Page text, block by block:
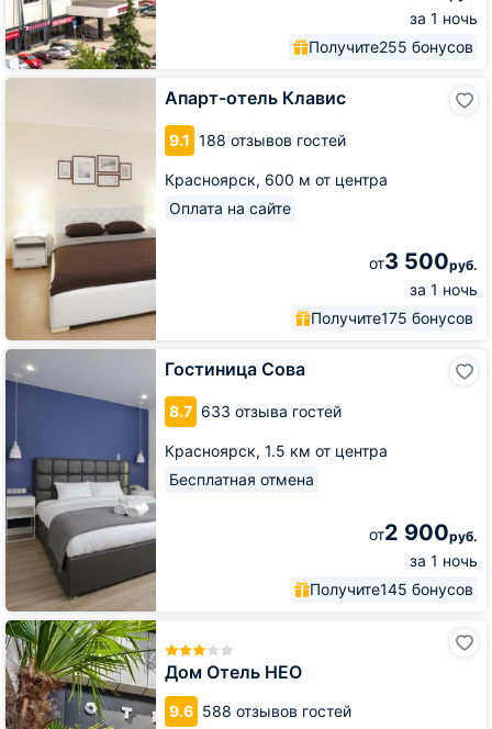
за 1 ночь
Получите255 бонусов
Апарт-отель Клавис
9.1 188 отзывов гостей
Красноярск, 600 м от центра
Оплата на сайте
от3 500руб.
за 1 ночь
Получите175 бонусов
Апарт-
Гостиница Сова
8.7 633 отзыва гостей
Красноярск, 1.5 км от центра
Бесплатная отмена
от2 900руб.
за 1 ночь
Получите145 бонусов
Гостиница
Сова
Дом Отель НЕО
9.6 588 отзывов гостей
Дом
Отель
НЕО